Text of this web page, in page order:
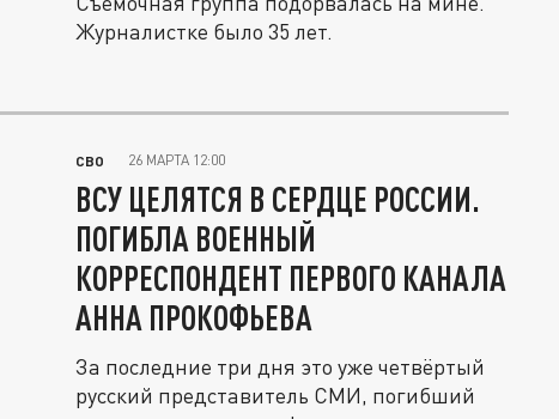
Журналистке было 35 лет.
СВО 26 МАРТА 12:00
ВСУ ЦЕЛЯТСЯ В СЕРДЦЕ РОССИИ.
ПОГИБЛА ВОЕННЫЙ
КОРРЕСПОНДЕНТ ПЕРВОГО КАНАЛА
АННА ПРОКОФЬЕВА
За последние три дня это уже четвёртый
русский представитель СМИ, погибший